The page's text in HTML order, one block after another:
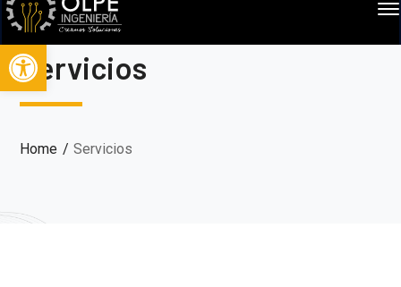
Abrir barra de herramientas
Servicios
Home Servicios